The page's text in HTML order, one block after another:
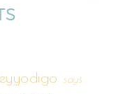
says